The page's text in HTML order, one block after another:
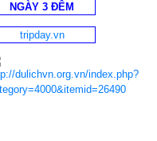
NGÀY 3 ĐÊM
tripday.vn